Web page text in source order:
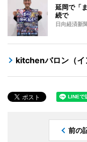
延岡で「
続で
日向経済新
kitchenバロン（イ
前の